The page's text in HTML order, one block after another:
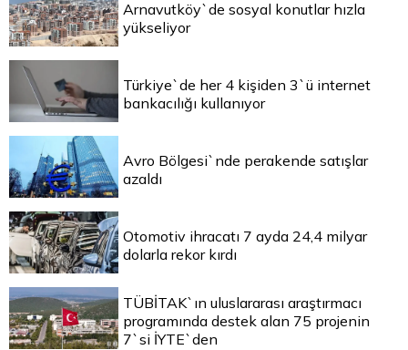
Arnavutköy`de sosyal konutlar hızla
yükseliyor
Türkiye`de her 4 kişiden 3`ü internet
bankacılığı kullanıyor
Avro Bölgesi`nde perakende satışlar
azaldı
Otomotiv ihracatı 7 ayda 24,4 milyar
dolarla rekor kırdı
TÜBİTAK`ın uluslararası araştırmacı
programında destek alan 75 projenin
7`si İYTE`den